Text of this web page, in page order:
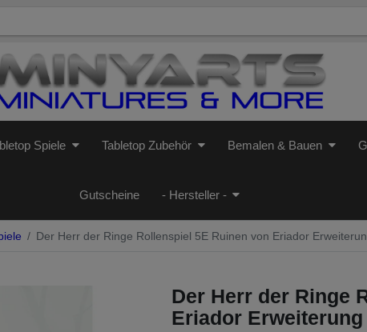
Spiele Tabletop Zubehör Bemalen & Bauen
Gutscheine - Hersteller -
Der Herr der Ringe Rollen­spiel 5E Ruinen von Eriador
Der Herr der Ringe
Eriador Erweiterung